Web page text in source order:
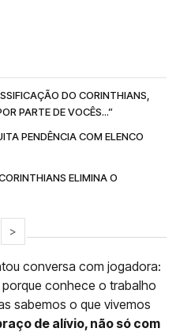
DO CORINTHIANS,
PARTE DE VOCÊS...”
PENDÊNCIA COM ELENCO
ELIMINA O
>
conversa com jogadora:
conhece o trabalho
sabemos o que vivemos
de alívio, não só com